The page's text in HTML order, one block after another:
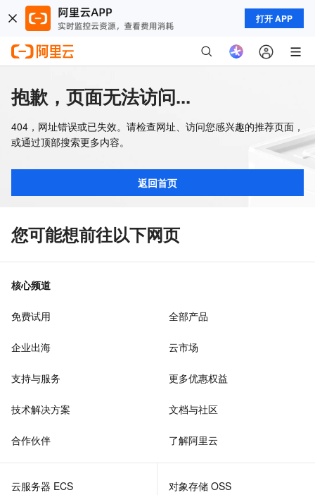
打开 APP
抱歉，页面无法访问...
404，网址错误或已失效。请检查网址、访问您感兴趣的推荐页面，
或通过顶部搜索更多内容。
返回首页
您可能想前往以下网页
核心频道
免费试用 全部产品
企业出海 云市场
支持与服务 更多优惠权益
技术解决方案 文档与社区
合作伙伴 了解阿里云
云服务器 ECS
对象存储 OSS